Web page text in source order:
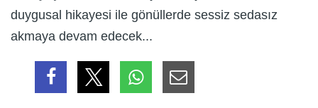
duygusal hikayesi ile gönüllerde sessiz sedasız
akmaya devam edecek...